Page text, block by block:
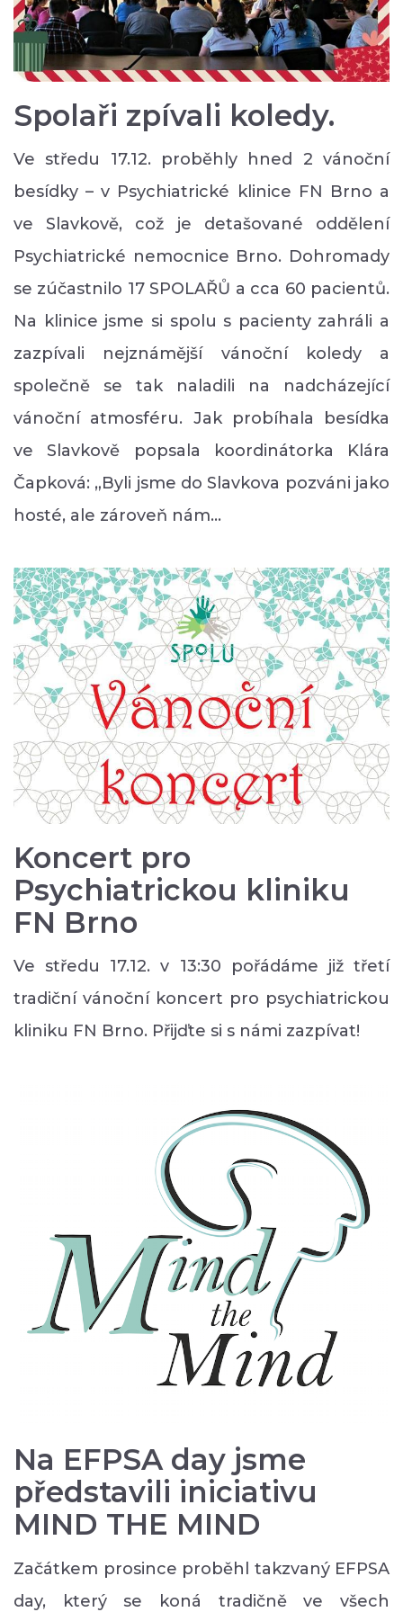
Spolaři zpívali koledy.
Ve středu 17.12. proběhly hned 2 vánoční
besídky – v Psychiatrické klinice FN Brno a
ve Slavkově, což je detašované oddělení
Psychiatrické nemocnice Brno. Dohromady
se zúčastnilo 17 SPOLAŘŮ a cca 60 pacientů.
Na klinice jsme si spolu s pacienty zahráli a
zazpívali nejznámější vánoční koledy a
společně se tak naladili na nadcházející
vánoční atmosféru. Jak probíhala besídka
ve Slavkově popsala koordinátorka Klára
Čapková: „Byli jsme do Slavkova pozváni jako
hosté, ale zároveň nám…
Koncert pro
Psychiatrickou kliniku
FN Brno
Ve středu 17.12. v 13:30 pořádáme již třetí
tradiční vánoční koncert pro psychiatrickou
kliniku FN Brno. Přijďte si s námi zazpívat!
Na EFPSA day jsme
představili iniciativu
MIND THE MIND
Začátkem prosince proběhl takzvaný EFPSA
day, který se koná tradičně ve všech